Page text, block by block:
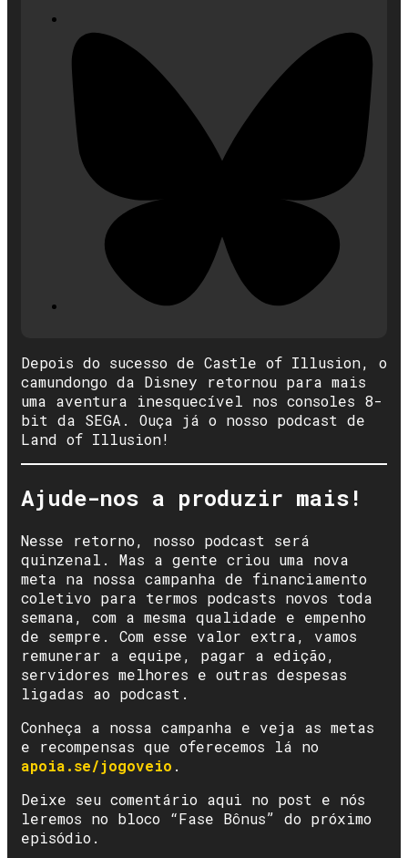
Depois do sucesso de Castle of Illusion, o
camundongo da Disney retornou para mais
uma aventura inesquecível nos consoles 8-
bit da SEGA. Ouça já o nosso podcast de
Land of Illusion!
Ajude-nos a produzir mais!
Nesse retorno, nosso podcast será
quinzenal. Mas a gente criou uma nova
meta na nossa campanha de financiamento
coletivo para termos podcasts novos toda
semana, com a mesma qualidade e empenho
de sempre. Com esse valor extra, vamos
remunerar a equipe, pagar a edição,
servidores melhores e outras despesas
ligadas ao podcast.
Conheça a nossa campanha e veja as metas
e recompensas que oferecemos lá no
apoia.se/jogoveio .
Deixe seu comentário aqui no post e nós
leremos no bloco “Fase Bônus” do próximo
episódio.